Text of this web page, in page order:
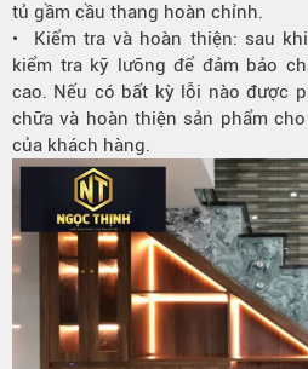
tủ gầm cầu thang hoàn chỉnh.
• Kiểm tra và hoàn thiện: sau
kiểm tra kỹ lưỡng để đảm bảo
cao. Nếu có bất kỳ lỗi nào được
chữa và hoàn thiện sản phẩm
của khách hàng.